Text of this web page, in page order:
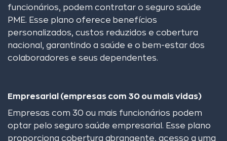
funcionários, podem contratar o seguro saúde
PME. Esse plano oferece benefícios
personalizados, custos reduzidos e cobertura
nacional, garantindo a saúde e o bem-estar dos
colaboradores e seus dependentes.
Empresarial (empresas com 30 ou mais vidas)
Empresas com 30 ou mais funcionários podem
optar pelo seguro saúde empresarial. Esse plano
proporciona cobertura abrangente, acesso a uma